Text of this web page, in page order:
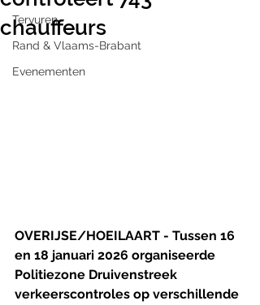
Tervuren
Rand & Vlaams-Brabant
Evenementen
chauffeurs
OVERIJSE/HOEILAART - Tussen 16
en 18 januari 2026 organiseerde
Politiezone Druivenstreek
verkeerscontroles op verschillende